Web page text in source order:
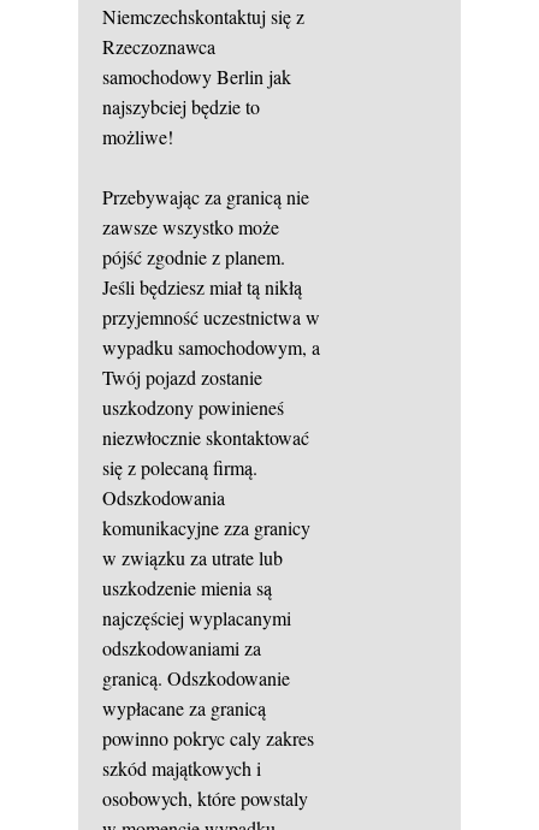
Niemczechskontaktuj się z
Rzeczoznawca
samochodowy Berlin jak
najszybciej będzie to
możliwe!
Przebywając za granicą nie
zawsze wszystko może
pójść zgodnie z planem.
Jeśli będziesz miał tą nikłą
przyjemność uczestnictwa w
wypadku samochodowym, a
Twój pojazd zostanie
uszkodzony powinieneś
niezwłocznie skontaktować
się z polecaną firmą.
Odszkodowania
komunikacyjne zza granicy
w związku za utrate lub
uszkodzenie mienia są
najczęściej wyplacanymi
odszkodowaniami za
granicą. Odszkodowanie
wypłacane za granicą
powinno pokryc caly zakres
szkód majątkowych i
osobowych, które powstaly